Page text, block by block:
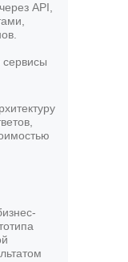
API,
Hermes